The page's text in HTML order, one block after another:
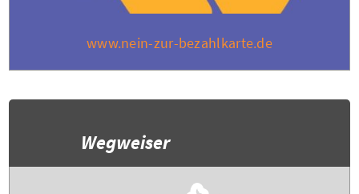
www.nein-zur-bezahlkarte.de
Wegweiser